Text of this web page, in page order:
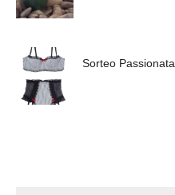
Sorteo Passionata